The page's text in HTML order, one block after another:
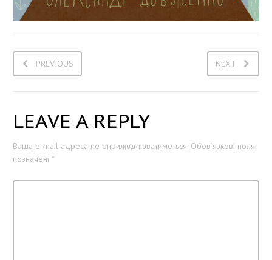
PREVIOUS NEXT
LEAVE A REPLY
Ваша e-mail адреса не оприлюднюватиметься. Обов’язкові поля
позначені *